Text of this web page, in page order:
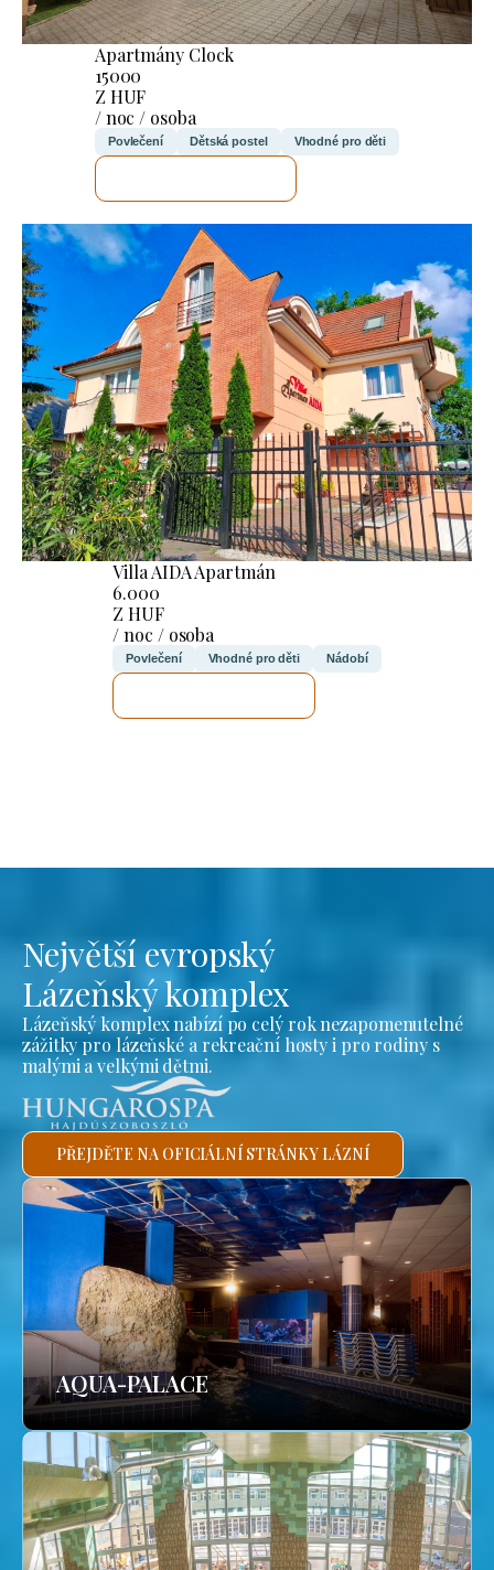
Apartmány Clock
15000
Z HUF
/ noc / osoba
Povlečení Dětská postel Vhodné pro děti
Villa AIDA Apartmán
6.000
Z HUF
/ noc / osoba
Povlečení Vhodné pro děti Nádobí
Největší evropský
Lázeňský komplex
Lázeňský komplex nabízí po celý rok nezapomenutelné
zážitky pro lázeňské a rekreační hosty i pro rodiny s
malými a velkými dětmi.
PŘEJDĚTE NA OFICIÁLNÍ STRÁNKY LÁZNÍ
AQUA-PALACE